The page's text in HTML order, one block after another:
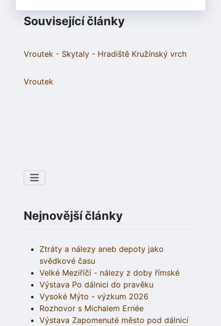
Související články
Vroutek - Skytaly - Hradiště Kružínský vrch
Vroutek
Nejnovější články
Ztráty a nálezy aneb depoty jako
svědkové času
Velké Meziříčí - nálezy z doby římské
Výstava Po dálnici do pravěku
Vysoké Mýto - výzkum 2026
Rozhovor s Michalem Ernée
Výstava Zapomenuté město pod dálnicí